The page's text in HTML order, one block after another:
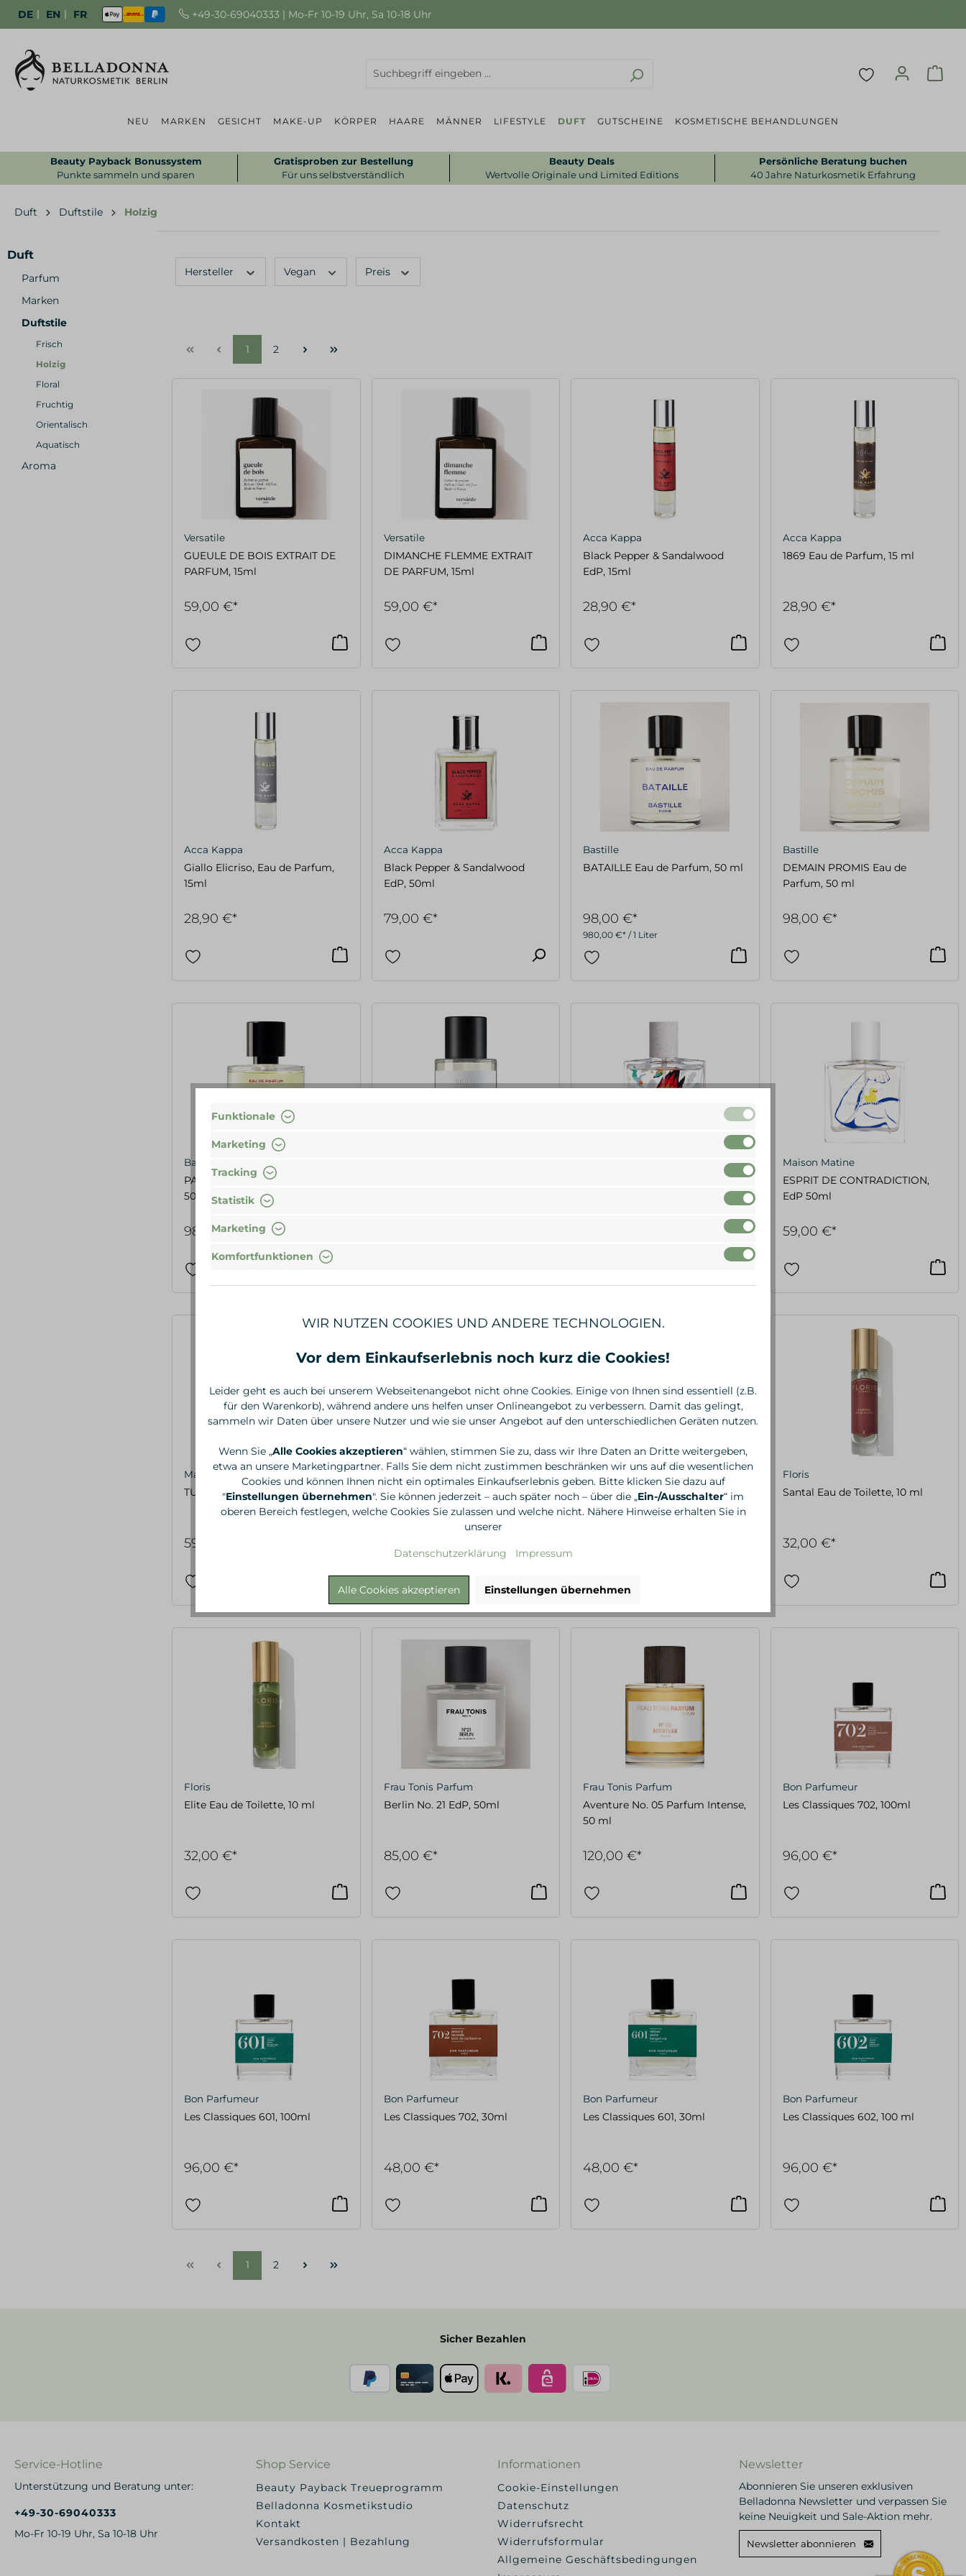
DE | EN | FR +49-30-69040333 | Mo-Fr 10-19 Uhr, Sa 10-18 Uhr
NEU MARKEN GESICHT MAKE-UP KÖRPER HAARE MÄNNER LIFESTYLE DUFT GUTSCHEINE KOSMETISCHE BEHANDLUNGEN
Beauty Payback Bonussystem
Punkte sammeln und sparen
Gratisproben zur Bestellung
Für uns selbstverständlich
Beauty Deals
Wertvolle Originale und Limited Editions
Persönliche Beratung buchen
40 Jahre Naturkosmetik Erfahrung
Duft Duftstile Holzig
Duft
Parfum
Marken
Duftstile
Frisch
Holzig
Floral
Fruchtig
Orientalisch
Aquatisch
Aroma
Hersteller Vegan Preis
1 2
Versatile
GUEULE DE BOIS EXTRAIT DE
PARFUM, 15ml
59,00 €*
Versatile
DIMANCHE FLEMME EXTRAIT
DE PARFUM, 15ml
59,00 €*
Acca Kappa
Black Pepper & Sandalwood
EdP, 15ml
28,90 €*
Acca Kappa
1869 Eau de Parfum, 15 ml
28,90 €*
Acca Kappa
Giallo Elicriso, Eau de Parfum,
15ml
28,90 €*
Acca Kappa
Black Pepper & Sandalwood
EdP, 50ml
79,00 €*
Bastille
BATAILLE Eau de Parfum, 50 ml
980,00 €* / 1 Liter
98,00 €*
Bastille
DEMAIN PROMIS Eau de
Parfum, 50 ml
98,00 €*
Bastille
PARADIS NUIT Eau de Parfum,
50 ml
98,00 €*
LOST IN TRANSLATION, EdP 50
Maison Matine
ESPRIT DE CONTRADICTION,
EdP 50ml
59,00 €*
Maison Matine
TU TE CALMES, EdP 50ml
59,00 €*
Floris
Elite Eau de Toilette, 50 ml
Floris
JF Eau de Toilette, 10 ml
Floris
Santal Eau de Toilette, 10 ml
32,00 €*
Floris
Elite Eau de Toilette, 10 ml
32,00 €*
Frau Tonis Parfum
Berlin No. 21 EdP, 50ml
85,00 €*
Frau Tonis Parfum
Aventure No. 05 Parfum Intense,
50 ml
120,00 €*
Bon Parfumeur
Les Classiques 702, 100ml
96,00 €*
Bon Parfumeur
Les Classiques 601, 100ml
96,00 €*
Bon Parfumeur
Les Classiques 702, 30ml
48,00 €*
Bon Parfumeur
Les Classiques 601, 30ml
48,00 €*
Bon Parfumeur
Les Classiques 602, 100 ml
96,00 €*
1 2
Sicher Bezahlen
Service-Hotline
Unterstützung und Beratung unter:
+49-30-69040333
Mo-Fr 10-19 Uhr, Sa 10-18 Uhr
Shop Service
Beauty Payback Treueprogramm
Belladonna Kosmetikstudio
Kontakt
Versandkosten | Bezahlung
Informationen
Cookie-Einstellungen
Datenschutz
Widerrufsrecht
Widerrufsformular
Allgemeine Geschäftsbedingungen
Newsletter
Abonnieren Sie unseren exklusiven
Belladonna Newsletter und verpassen Sie
keine Neuigkeit und Sale-Aktion mehr.
Newsletter abonnieren
Funktionale
Marketing
Tracking
Statistik
Marketing
Komfortfunktionen
WIR NUTZEN COOKIES UND ANDERE TECHNOLOGIEN.
Vor dem Einkaufserlebnis noch kurz die Cookies!
Leider geht es auch bei unserem Webseitenangebot nicht ohne Cookies. Einige von Ihnen sind essentiell (z.B.
für den Warenkorb), während andere uns helfen unser Onlineangebot zu verbessern. Damit das gelingt,
sammeln wir Daten über unsere Nutzer und wie sie unser Angebot auf den unterschiedlichen Geräten nutzen.
Wenn Sie „Alle Cookies akzeptieren“ wählen, stimmen Sie zu, dass wir Ihre Daten an Dritte weitergeben,
etwa an unsere Marketingpartner. Falls Sie dem nicht zustimmen beschränken wir uns auf die wesentlichen
Cookies und können Ihnen nicht ein optimales Einkaufserlebnis geben. Bitte klicken Sie dazu auf
"Einstellungen übernehmen". Sie können jederzeit – auch später noch – über die „Ein-/Ausschalter“ im
oberen Bereich festlegen, welche Cookies Sie zulassen und welche nicht. Nähere Hinweise erhalten Sie in
unserer
Datenschutzerklärung Impressum
Alle Cookies akzeptieren Einstellungen übernehmen